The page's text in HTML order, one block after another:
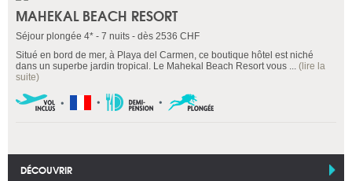
MAHEKAL BEACH RESORT
Séjour plongée 4* - 7 nuits - dès 2536 CHF
Situé en bord de mer, à Playa del Carmen, ce boutique hôtel est niché
dans un superbe jardin tropical. Le Mahekal Beach Resort vous ... (lire la
suite)
DÉCOUVRIR